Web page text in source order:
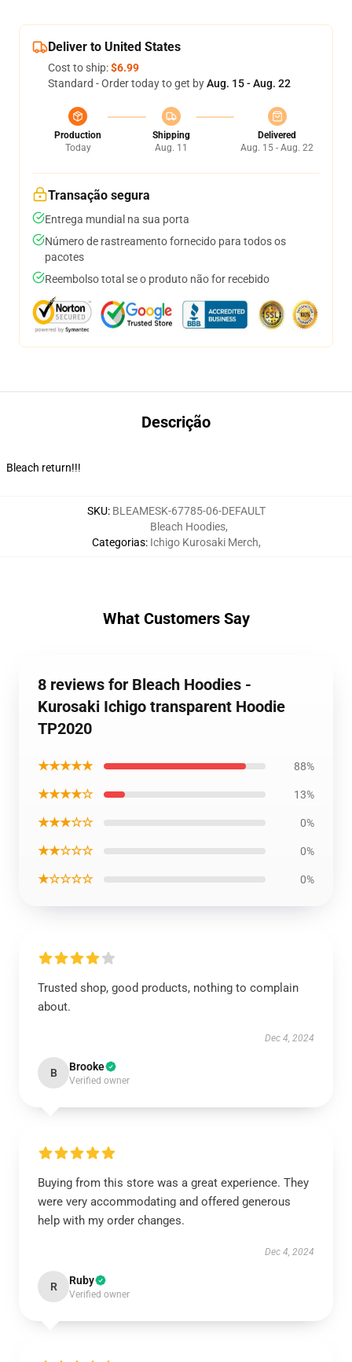
Deliver to United States
Cost to ship:$6.99
Standard - Order today to get byAug. 15 - Aug. 22
Production
Today
Shipping
Aug. 11
Delivered
Aug. 15 - Aug. 22
Transação segura
Entrega mundial na sua porta
Número de rastreamento fornecido para todos os
pacotes
Reembolso total se o produto não for recebido
Descrição
Bleach return!!!
SKU: BLEAMESK-67785-06-DEFAULT
Categorias:
Bleach Hoodies,
Ichigo Kurosaki Merch,
What Customers Say
8 reviews for Bleach Hoodies -
Kurosaki Ichigo transparent Hoodie
TP2020
★★★★★ 88%
★★★★☆ 13%
★★★☆☆ 0%
★★☆☆☆ 0%
★☆☆☆☆ 0%
Trusted shop, good products, nothing to complain
about.
Dec 4, 2024
B Brooke
Verified owner
Buying from this store was a great experience. They
were very accommodating and offered generous
help with my order changes.
Dec 4, 2024
R Ruby
Verified owner